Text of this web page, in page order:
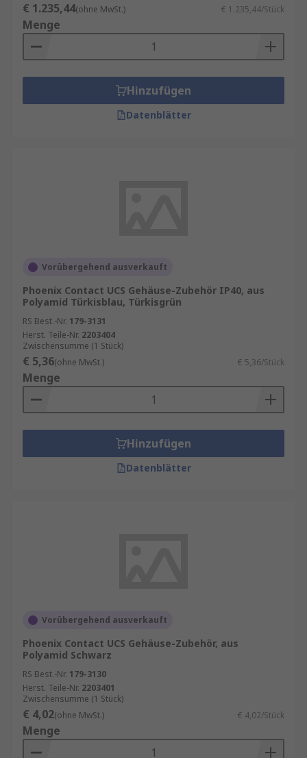
€ 1.235,44(ohne MwSt.) € 1.235,44/Stück
Menge
Hinzufügen
Datenblätter
Vorübergehend ausverkauft
Phoenix Contact UCS Gehäuse-Zubehör IP40, aus
Polyamid Türkisblau, Türkisgrün
RS Best.-Nr. 179-3131
Herst. Teile-Nr. 2203404
Zwischensumme (1 Stück)
€ 5,36(ohne MwSt.) € 5,36/Stück
Menge
Hinzufügen
Datenblätter
Vorübergehend ausverkauft
Phoenix Contact UCS Gehäuse-Zubehör, aus
Polyamid Schwarz
RS Best.-Nr. 179-3130
Herst. Teile-Nr. 2203401
Zwischensumme (1 Stück)
€ 4,02(ohne MwSt.) € 4,02/Stück
Menge